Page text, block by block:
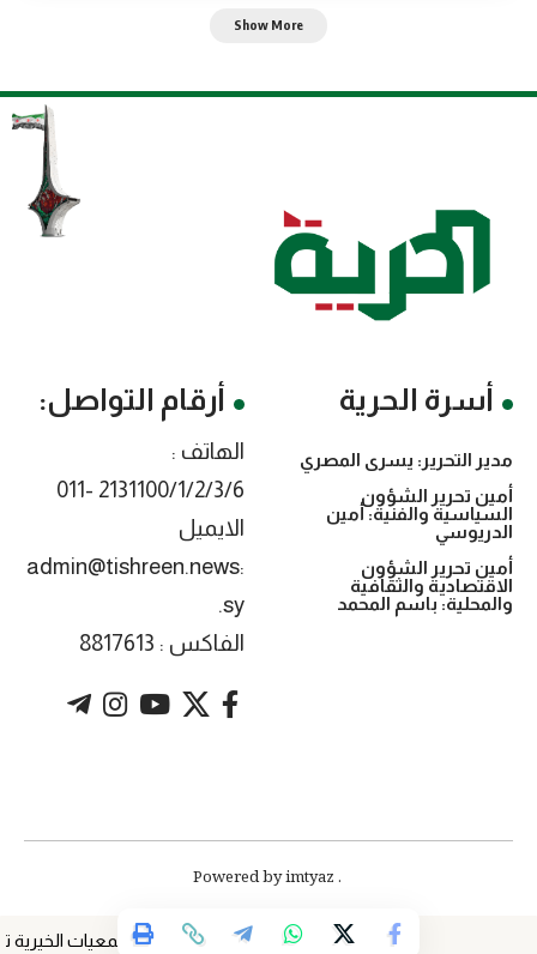
Show More
أسرة الحرية
مدير التحرير: يسرى المصري
أمين تحرير الشؤون
السياسية والفنية: أمين
الدريوسي
أمين تحرير الشؤون
الاقتصادية والثقافية
والمحلية: باسم المحمد
أرقام التواصل:
الهاتف :
2131100/1/2/3/6 -011
الايميل
:admin@tishreen.news
.sy
الفاكس : 8817613
. Powered by imtyaz
الجمعيات الخيرية